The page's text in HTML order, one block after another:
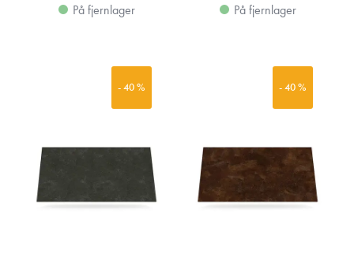
På fjernlager
På fjernlager
- 40 % - 40 %